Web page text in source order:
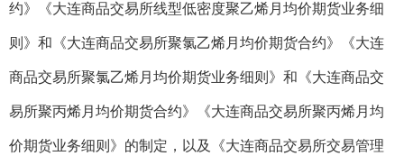
约》《大连商品交易所线型低密度聚乙烯月均价期货业务细
则》和《大连商品交易所聚氯乙烯月均价期货合约》《大连
商品交易所聚氯乙烯月均价期货业务细则》和《大连商品交
易所聚丙烯月均价期货合约》《大连商品交易所聚丙烯月均
价期货业务细则》的制定，以及《大连商品交易所交易管理